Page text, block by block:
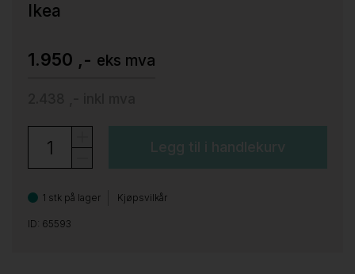
Ikea
1.950 ,- eks mva
Legg til i handlekurv
1 stk på lager Kjøpsvilkår
ID: 65593